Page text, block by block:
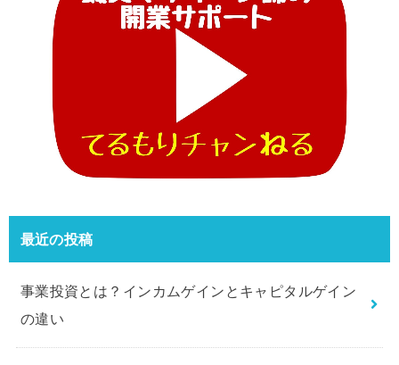
最近の投稿
事業投資とは？インカムゲインとキャピタルゲイン
の違い